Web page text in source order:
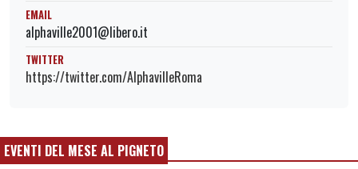
EMAIL
alphaville2001@libero.it
TWITTER
https://twitter.com/AlphavilleRoma
EVENTI DEL MESE AL PIGNETO